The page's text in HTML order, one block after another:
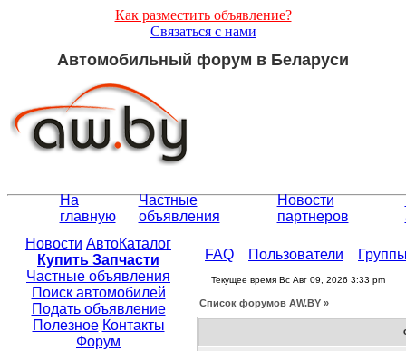
Как разместить объявление?
Связаться с нами
Автомобильный форум в Беларуси
На
главную
Частные
объявления
Новости
партнеров
Новости АвтоКаталог
Купить Запчасти
Частные объявления
Поиск автомобилей
Подать объявление
Полезное Контакты
Форум
FAQ Пользователи
Текущее время Вс Авг 09, 2026 3:33 pm
Список форумов АW.BY »